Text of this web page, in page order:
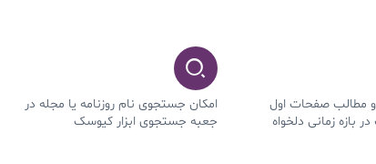
مطالب صفحات اول
بازه‌ زمانی دلخواه
امکان جستجوی نام روزنامه یا مجله در
جعبه جستجوی ابزار کیوسک